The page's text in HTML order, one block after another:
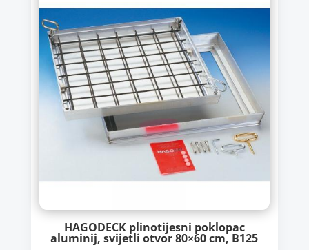
HAGODECK plinotijesni poklopac
aluminij, svijetli otvor 80×60 cm, B125